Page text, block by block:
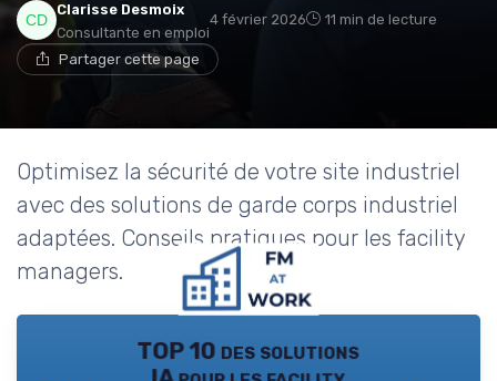
Clarisse Desmoix
Consultante en emploi
4 février 2026 11 min de lecture
Partager cette page
Optimisez la sécurité de votre site industriel
avec des solutions de garde corps industriel
adaptées. Conseils pratiques pour les facility
managers.
TOP 10 des solutions